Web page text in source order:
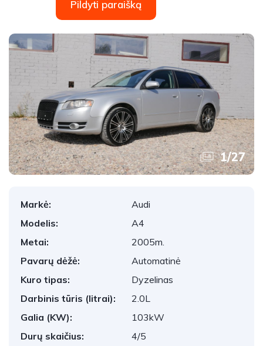
Pildyti paraišką
1/27
Markė:
Audi
Modelis:
A4
Metai:
2005m.
Pavarų dėžė:
Automatinė
Kuro tipas:
Dyzelinas
Darbinis tūris (litrai):
2.0L
Galia (KW):
103kW
Durų skaičius:
4/5